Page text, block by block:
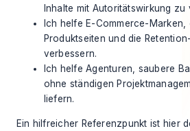
Inhalte mit Autoritätswirkung zu
Ich helfe E-Commerce-
Produktseiten und die
verbessern.
Ich helfe Agenturen, saubere
ohne ständigen
liefern.
Ein hilfreicher Referenzpunkt ist hier